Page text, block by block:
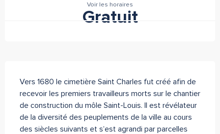
Voir les horaires
Gratuit
Description
Vers 1680 le cimetière Saint Charles fut créé afin de
recevoir les premiers travailleurs morts sur le chantier
de construction du môle Saint-Louis. Il est révélateur
de la diversité des peuplements de la ville au cours
des siècles suivants et s’est agrandi par parcelles